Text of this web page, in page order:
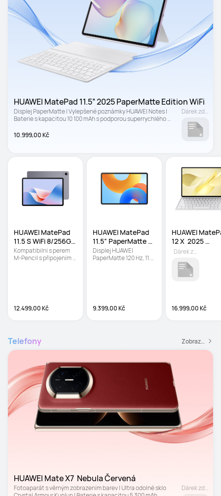
HUAWEI MatePad 11.5” 2025 PaperMatte Edition WiFi
Displej PaperMatte | Vylepšené poznámky HUAWEI Notes |
Baterie s kapacitou 10 100 mAh s podporou superrychlého
10.999,00 Kč
Dárek zdarma
HUAWEI MatePad
11.5 S WiFi 8/256GB
Šedý NEW
Kompatibilní s perem
M-Pencil s připojením
12.499,00 Kč
HUAWEI MatePad
11.5” PaperMatte
Edition WiFi
Displej HUAWEI
PaperMatte 120 Hz, 11.5"
9.399,00 Kč
HUAWEI
12 X  2025
PaperMatte
16.999,00 Kč
Dárek zdarma
Telefony Zobrazit všechny telefony
HUAWEI Mate X7  Nebula Červená
Fotoaparát s věrným zobrazením barev | Ultra odolné sklo
Dárek zdarma